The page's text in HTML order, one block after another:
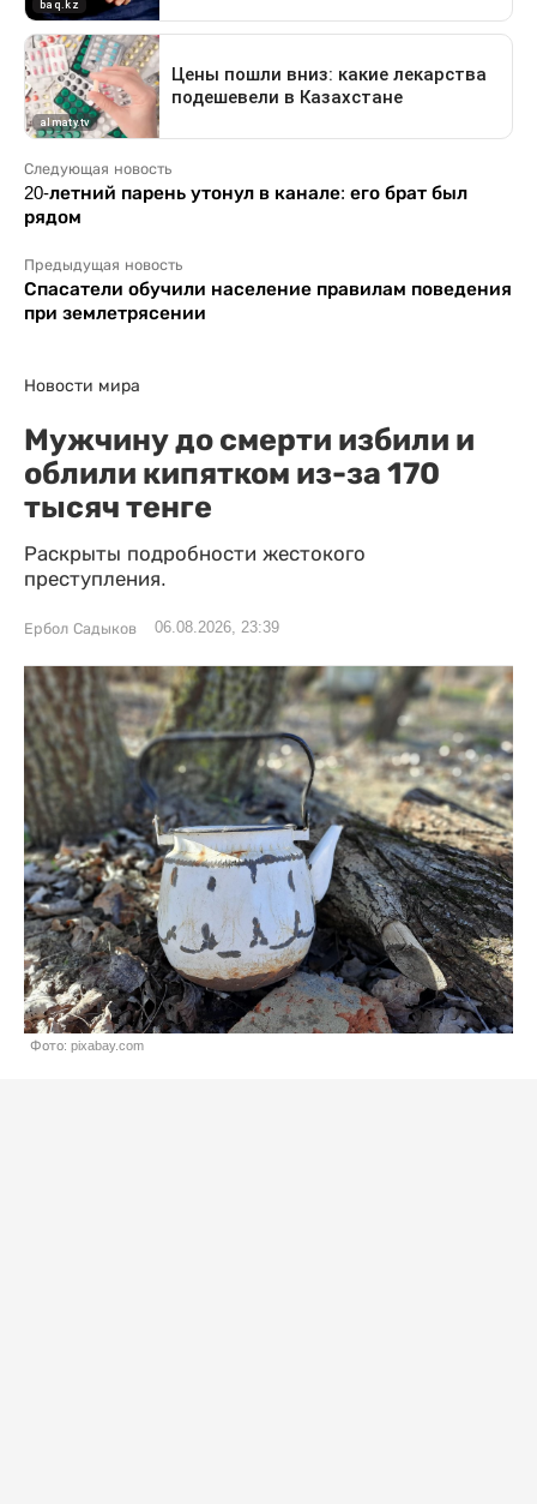
Следующая новость
20-летний парень утонул в канале: его брат был
рядом
Предыдущая новость
Спасатели обучили население правилам поведения
при землетрясении
Новости мира
Мужчину до смерти избили и
облили кипятком из-за 170
тысяч тенге
Раскрыты подробности жестокого
преступления.
Ербол Садыков 06.08.2026, 23:39
Фото: pixabay.com